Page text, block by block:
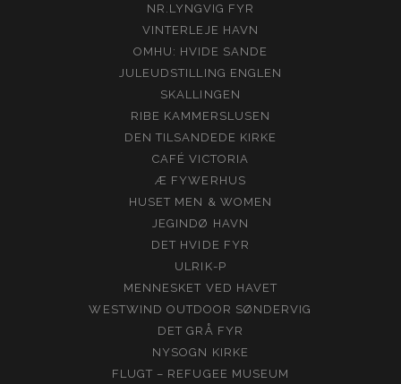
NR.LYNGVIG FYR
VINTERLEJE HAVN
OMHU: HVIDE SANDE
JULEUDSTILLING ENGLEN
SKALLINGEN
RIBE KAMMERSLUSEN
DEN TILSANDEDE KIRKE
CAFÉ VICTORIA
Æ FYWERHUS
HUSET MEN & WOMEN
JEGINDØ HAVN
DET HVIDE FYR
ULRIK-P
MENNESKET VED HAVET
WESTWIND OUTDOOR SØNDERVIG
DET GRÅ FYR
NYSOGN KIRKE
FLUGT – REFUGEE MUSEUM